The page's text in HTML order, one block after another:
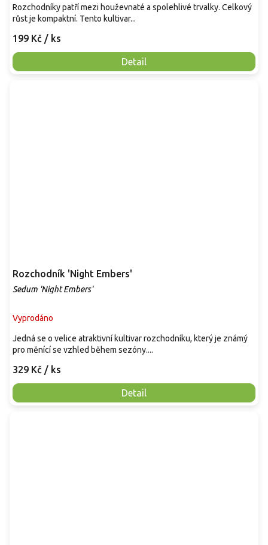
199 Kč / ks
Detail
Rozchodníky patří mezi houževnaté a spolehlivé trvalky. Celkový
růst je kompaktní. Tento kultivar...
Rozchodník 'Night Embers'
Sedum 'Night Embers'
Vyprodáno
329 Kč / ks
Detail
Jedná se o velice atraktivní kultivar rozchodníku, který je známý
pro měnící se vzhled během sezóny....